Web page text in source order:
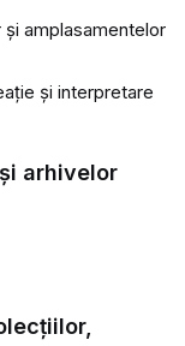
amplasamentelor
şi interpretare
arhivelor